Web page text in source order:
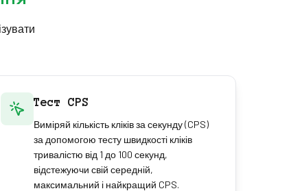
Тест CPS
Виміряй кількість кліків за секунду (CPS)
за допомогою тесту швидкості кліків
тривалістю від 1 до 100 секунд,
відстежуючи свій середній,
максимальний і найкращий CPS.